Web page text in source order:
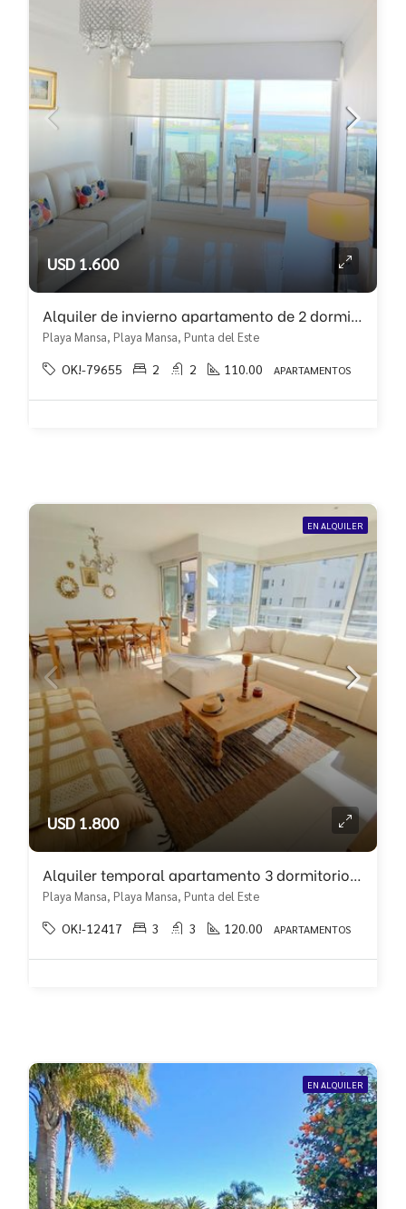
USD 1.600
Alquiler de invierno apartamento de 2 dormitorios y medio
Playa Mansa, Playa Mansa, Punta del Este
OK!-79655 2 2 110.00 APARTAMENTOS
EN ALQUILER
USD 1.800
Alquiler temporal apartamento 3 dormitorios a metros de Enjoy
Playa Mansa, Playa Mansa, Punta del Este
OK!-12417 3 3 120.00 APARTAMENTOS
EN ALQUILER